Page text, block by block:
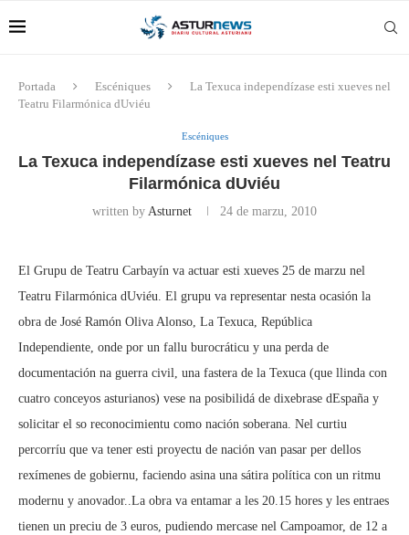
Portada Escéniques
La Texuca independízase esti xueves nel
Teatru Filarmónica dUviéu
Escéniques
La Texuca independízase esti xueves nel Teatru
Filarmónica dUviéu
written by Asturnet 24 de marzu, 2010
El Grupu de Teatru Carbayín va actuar esti xueves 25 de marzu nel
Teatru Filarmónica dUviéu. El grupu va representar nesta ocasión la
obra de José Ramón Oliva Alonso, La Texuca, República
Independiente, onde por un fallu burocráticu y una perda de
documentación na guerra civil, una fastera de la Texuca (que llinda con
cuatro conceyos asturianos) vese na posibilidá de dixebrase dEspaña y
solicitar el so reconocimientu como nación soberana. Nel curtiu
percorríu que va tener esti proyectu de nación van pasar per dellos
rexímenes de gobiernu, faciendo asina una sátira política con un ritmu
modernu y anovador..La obra va entamar a les 20.15 hores y les entraes
tienen un preciu de 3 euros, pudiendo mercase nel Campoamor, de 12 a